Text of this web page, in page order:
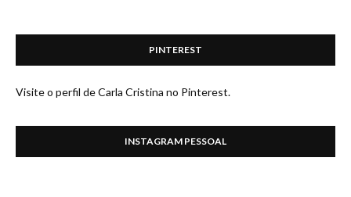
PINTEREST
Visite o perfil de Carla Cristina no Pinterest.
INSTAGRAM PESSOAL